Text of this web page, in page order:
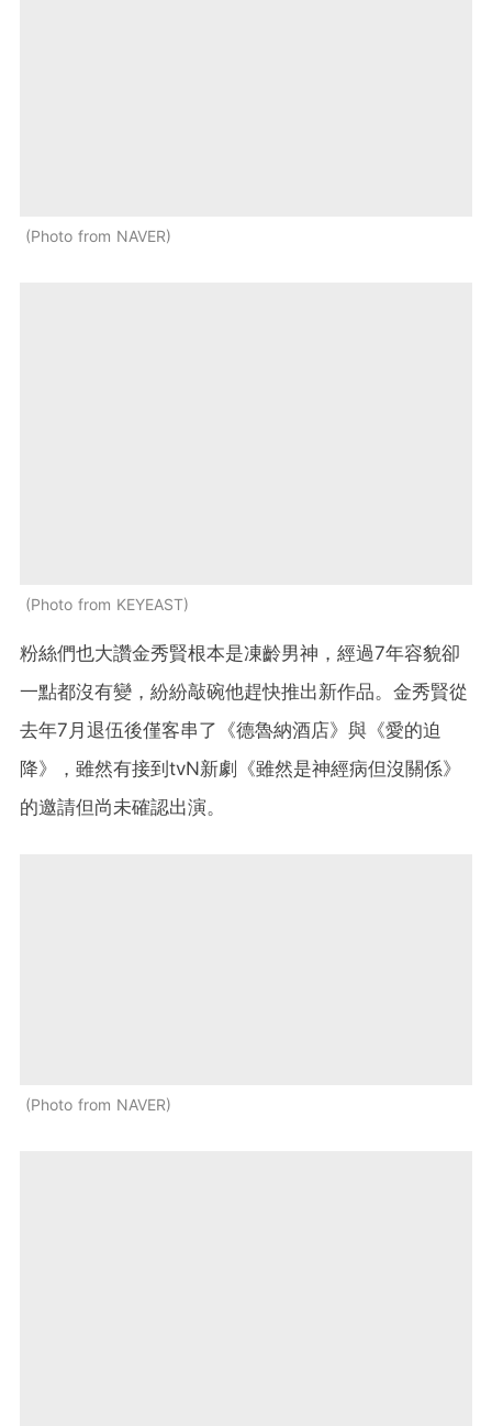
Photo from NAVER
Photo from KEYEAST
粉絲們也大讚金秀賢根本是凍齡男神，經過7年容貌卻
一點都沒有變，紛紛敲碗他趕快推出新作品。金秀賢從
去年7月退伍後僅客串了《德魯納酒店》與《愛的迫
降》，雖然有接到tvN新劇《雖然是神經病但沒關係》
的邀請但尚未確認出演。
Photo from NAVER